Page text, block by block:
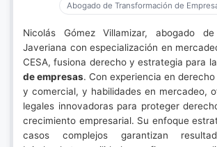
Abogado de Transformación de
Nicolás Gómez Villamizar, abogado
Javeriana con especialización en
CESA, fusiona derecho y estrategia para la
de empresas. Con experiencia en
y comercial, y habilidades en mercadeo,
legales innovadoras para proteger
crecimiento empresarial. Su enfoque
casos complejos garantizan